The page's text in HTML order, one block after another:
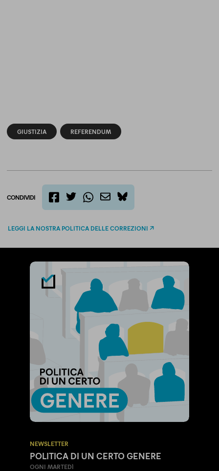
GIUSTIZIA REFERENDUM
CONDIVIDI
bluesky
LEGGI LA NOSTRA POLITICA DELLE CORREZIONI
NEWSLETTER
POLITICA DI UN CERTO GENERE
OGNI MARTEDÌ